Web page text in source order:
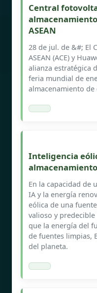
Central
ASEAN
28 de jul. de &#; El
ASEAN (ACE) y
alianza estratégica
feria mundial de
almacenamiento de
Inteligencia
En la capacidad de
IA y la energía
eólica de una
valioso y
que la energía del
de fuentes limpias,
del planeta.